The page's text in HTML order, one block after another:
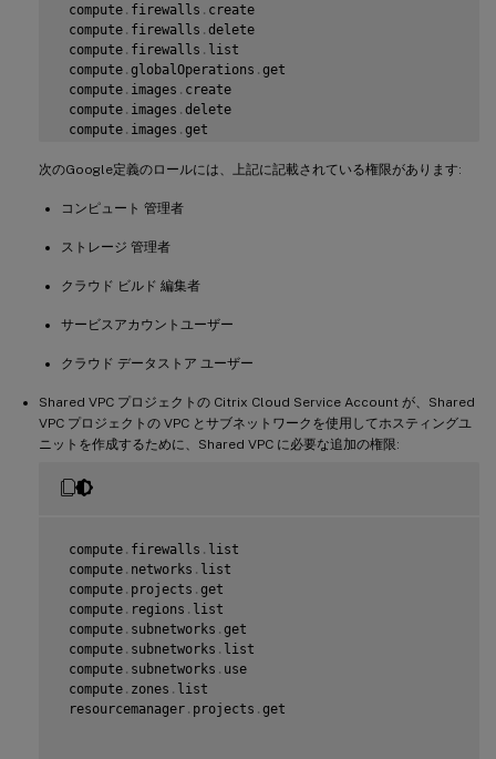
compute . firewalls . create
compute . firewalls . delete
compute . firewalls . list
compute . globalOperations . get
compute . images . create
compute . images . delete
compute . images . get
compute.images.setLabels
compute. instanceTemplates
compute. instanceTemplates
compute.instanceTemplates
compute.instances.create
compute.instances .detachDisk
compute. instances.list
compute. instances. reset
compute. instances.resume
compute
compute instances
setTags
compute instances . start
compute instances .stop
compute
instances . suspend
compute machineTypes .get
compute machineTypes . list
compute networks.list
compute networks .updatePolicy
compute.nodeGroups.list
次のGoogle定義のロールには、上記に記載されている権限があります:
コンピュート 管理者
ストレージ 管理者
クラウド ビルド 編集者
サービスアカウントユーザー
クラウド データストア ユーザー
Shared VPC プロジェクトの Citrix Cloud Service Account が、Shared
VPC プロジェクトの VPC とサブネットワークを使用してホスティングユ
ニットを作成するために、Shared VPC に必要な追加の権限:
compute . firewalls . list
compute . networks . list
compute . projects . get
compute . regions . list
compute . subnetworks . get
compute . subnetworks . list
compute . subnetworks . use
compute . zones . list
resourcemanager . projects . get